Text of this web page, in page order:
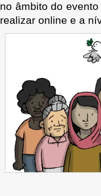
no âmbito do
realizar online e a